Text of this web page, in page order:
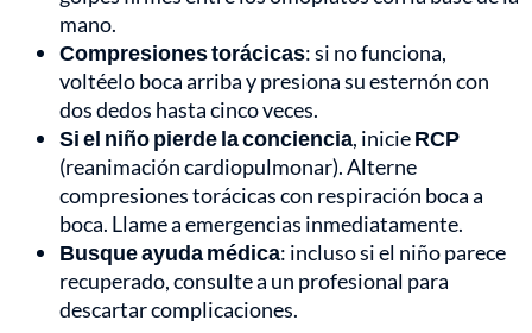
mano.
Compresiones torácicas: si no funciona,
voltéelo boca arriba y presiona su esternón con
dos dedos hasta cinco veces.
Si el niño pierde la conciencia, inicieRCP
(reanimación cardiopulmonar). Alterne
compresiones torácicas con respiración boca a
boca. Llame a emergencias inmediatamente.
Busque ayuda médica: incluso si el niño parece
recuperado, consulte a un profesional para
descartar complicaciones.